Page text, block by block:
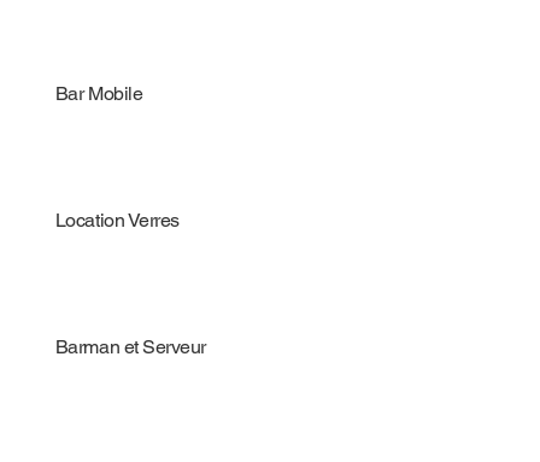
Bar Mobile
Location Verres
Barman et Serveur